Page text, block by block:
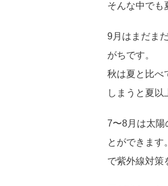
そんな中でも
9月はまだま
がちです。
秋は夏と比べ
しまうと夏以
7〜8月は太陽
とができます。
で紫外線対策